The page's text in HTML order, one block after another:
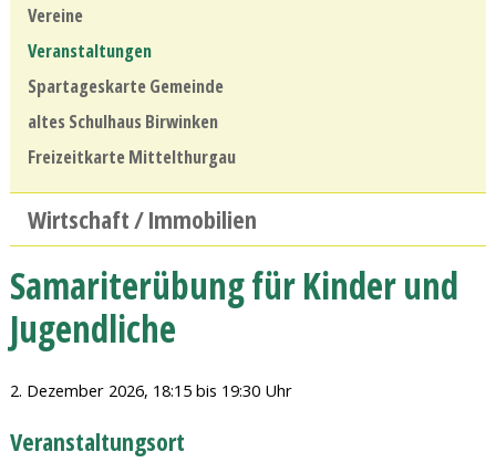
Vereine
Veranstaltungen
Spartageskarte Gemeinde
altes Schulhaus Birwinken
Freizeitkarte Mittelthurgau
Wirtschaft / Immobilien
Samariterübung für Kinder und
Jugendliche
2. Dezember 2026, 18:15 bis 19:30 Uhr
Veranstaltungsort